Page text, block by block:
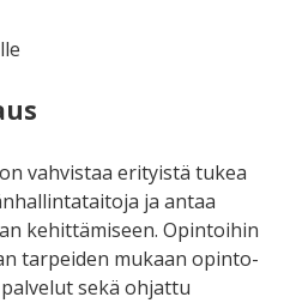
vahvistaa erityistä tukea
ja antaa
kehittämiseen. Opintoihin
tarpeiden mukaan opinto-
sekä ohjattu